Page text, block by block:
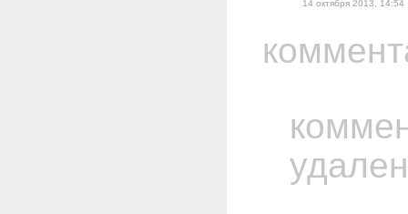
14 октября 2013, 14:54
удален